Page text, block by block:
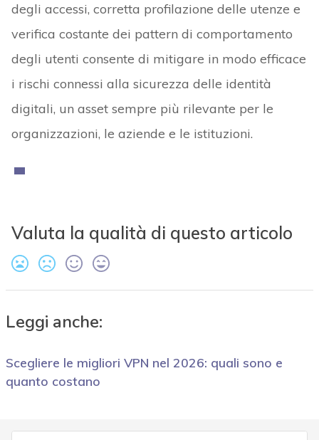
degli accessi, corretta profilazione delle utenze e
verifica costante dei pattern di comportamento
degli utenti consente di mitigare in modo efficace
i rischi connessi alla sicurezza delle identità
digitali, un asset sempre più rilevante per le
organizzazioni, le aziende e le istituzioni.
Valuta la qualità di questo articolo
Leggi anche:
Scegliere le migliori VPN nel 2026: quali sono e
quanto costano